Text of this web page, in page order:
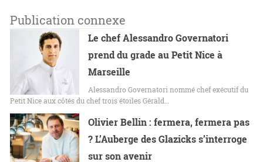
Publication connexe
Le chef Alessandro Governatori
prend du grade au Petit Nice à
Marseille
Alessandro Governatori nommé chef exécutif du
Petit Nice aux côtés du chef trois étoiles Gérald…
Olivier Bellin : fermera, fermera pas
? L’Auberge des Glazicks s’interroge
sur son avenir